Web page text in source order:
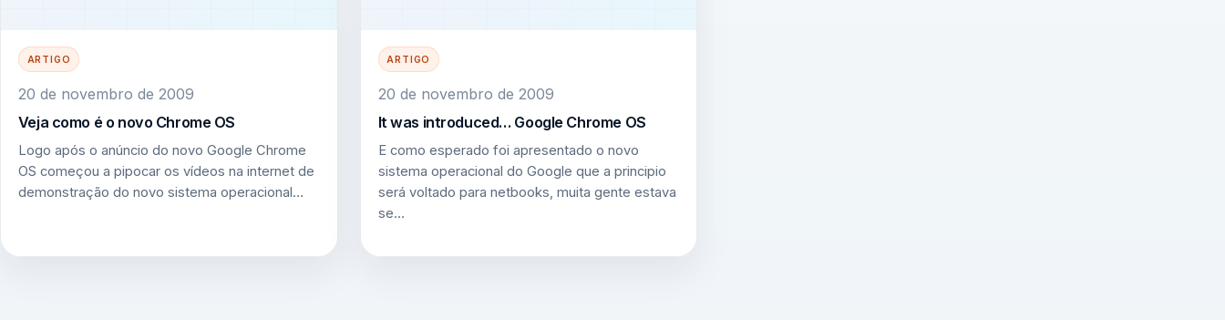
ARTIGO
20 de novembro de 2009
Veja como é o novo Chrome OS
Logo após o anúncio do novo Google Chrome
OS começou a pipocar os vídeos na internet de
demonstração do novo sistema operacional…
ARTIGO
20 de novembro de 2009
It was introduced… Google Chrome OS
E como esperado foi apresentado o novo
sistema operacional do Google que a principio
será voltado para netbooks, muita gente estava
se…